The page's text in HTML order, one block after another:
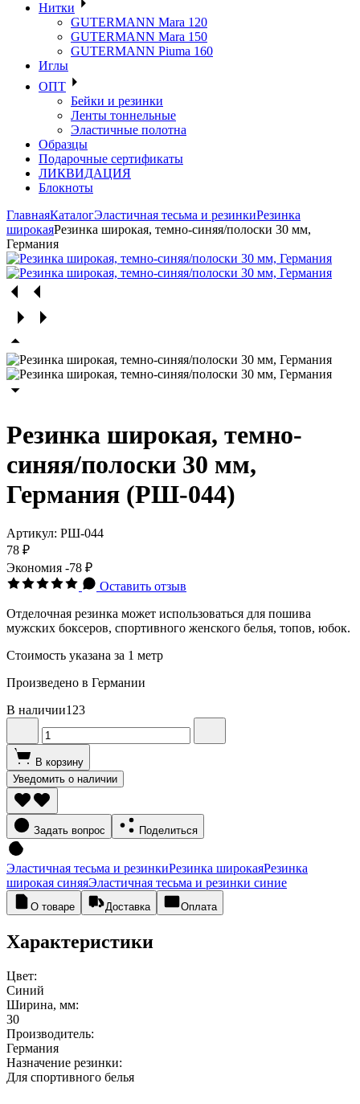
Нитки
GUTERMANN Mara 120
GUTERMANN Mara 150
GUTERMANN Piuma 160
Иглы
ОПТ
Бейки и резинки
Ленты тоннельные
Эластичные полотна
Образцы
Подарочные сертификаты
ЛИКВИДАЦИЯ
Блокноты
ГлавнаяКаталогЭластичная тесьма и резинкиРезинка
широкаяРезинка широкая, темно-синяя/полоски 30 мм,
Германия
Резинка широкая, темно-
синяя/полоски 30 мм,
Германия (РШ-044)
Артикул: РШ-044
78 ₽
Экономия -78 ₽
Оставить отзыв
Отделочная резинка может использоваться для пошива
мужских боксеров, спортивного женского белья, топов, юбок.
Стоимость указана за 1 метр
Произведено в Германии
В наличии123
В корзину
Уведомить о наличии
Задать вопрос Поделиться
Эластичная тесьма и резинкиРезинка широкаяРезинка
широкая синяяЭластичная тесьма и резинки синие
О товаре Доставка Оплата
Характеристики
Цвет:
Синий
Ширина, мм:
30
Производитель:
Германия
Назначение резинки:
Для спортивного белья